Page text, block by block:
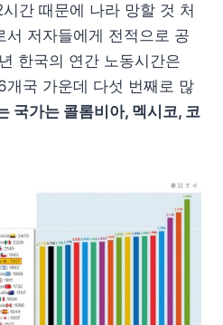
간 때문에 나라 망할 것 처
서 저자들에게 전적으로 공
한국의 연간 노동시간은
개국 가운데 다섯 번째로 많
국가는 콜롬비아, 멕시코, 코